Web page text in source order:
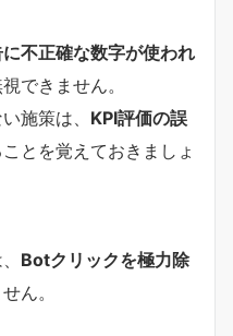
不正確な数字が使われ
できません。
施策は、 KPI評価の誤
とを覚えておきましょ
Botクリックを極力除
ん。